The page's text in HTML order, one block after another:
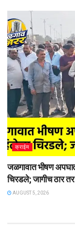
क्राईम
जळगावात भीषण
चिरडले; जागीच ठार
AUGUST 5, 2026